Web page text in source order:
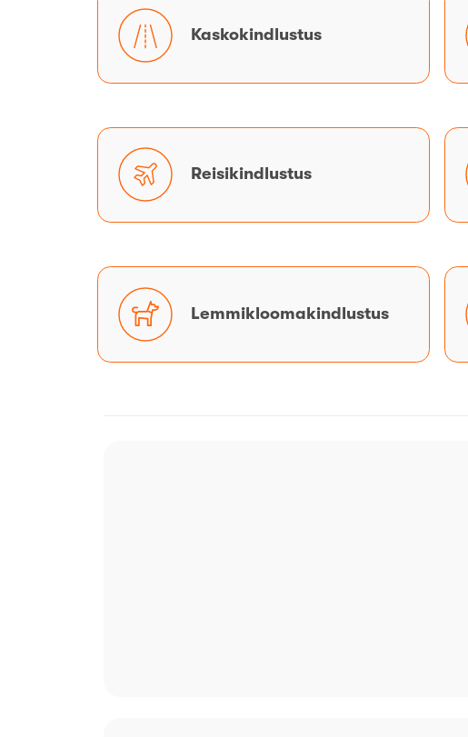
Kaskokindlustus
Kaskokindlustus
Reisikindlustus
Reisikindlustus
Lemmikloomakindlustus
Lemmikloomakindlustus